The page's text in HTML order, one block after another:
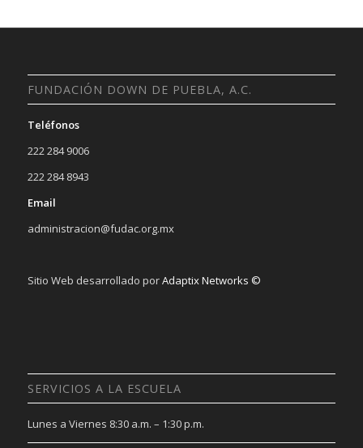
FUNDACIÓN DOWN DE PUEBLA, A.C.
Teléfonos
222 284 9006
222 284 8943
Email
administracion@fudac.org.mx
Sitio Web desarrollado porAdaptix Networks ©
SERVICIOS A LA ESCUELA
Lunes a Viernes 8:30 a.m. – 1:30 p.m.